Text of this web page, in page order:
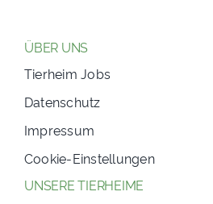
ÜBER UNS
Tierheim Jobs
Datenschutz
Impressum
Cookie-Einstellungen
UNSERE TIERHEIME